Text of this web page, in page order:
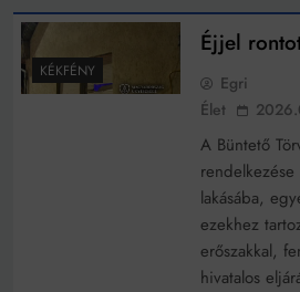
Bitumenes lapostetők: a bevált
működik, ha jól van felújítva
KÉKFÉNY
Éjjel
Egri
Élet
A Büntető
lakásába,
ezekhez
erőszakkal,
hivatalos